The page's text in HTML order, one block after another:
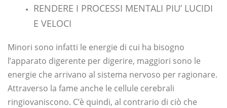
RENDERE I PROCESSI MENTALI PIU’ LUCIDI
E VELOCI
Minori sono infatti le energie di cui ha bisogno
l’apparato digerente per digerire, maggiori sono le
energie che arrivano al sistema nervoso per ragionare.
Attraverso la fame anche le cellule cerebrali
ringiovaniscono. C’è quindi, al contrario di ciò che